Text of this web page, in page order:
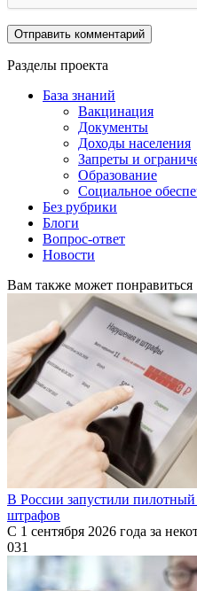
Разделы проекта
База знаний
Вакцинация
Документы
Доходы населения
Запреты и
Образование
Социальное
Без рубрики
Блоги
Вопрос-ответ
Новости
Вам также может понравиться
В России запустили
штрафов
С 1 сентября 2026 года за
031